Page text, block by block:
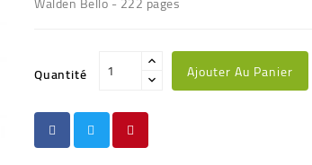
Quantité Ajouter Au Panier